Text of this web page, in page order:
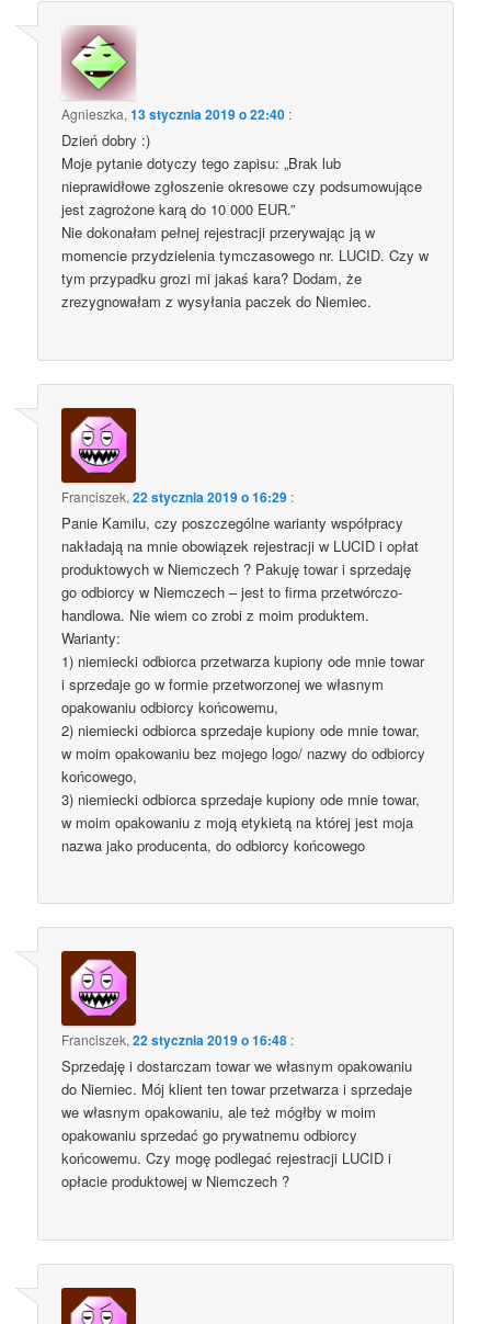
Agnieszka,13 stycznia 2019 o 22:40 :
Dzień dobry :)
Moje pytanie dotyczy tego zapisu: „Brak lub
nieprawidłowe zgłoszenie okresowe czy podsumowujące
jest zagrożone karą do 10 000 EUR.”
Nie dokonałam pełnej rejestracji przerywając ją w
momencie przydzielenia tymczasowego nr. LUCID. Czy w
tym przypadku grozi mi jakaś kara? Dodam, że
zrezygnowałam z wysyłania paczek do Niemiec.
Franciszek,22 stycznia 2019 o 16:29 :
Panie Kamilu, czy poszczególne warianty współpracy
nakładają na mnie obowiązek rejestracji w LUCID i opłat
produktowych w Niemczech ? Pakuję towar i sprzedaję
go odbiorcy w Niemczech – jest to firma przetwórczo-
handlowa. Nie wiem co zrobi z moim produktem.
Warianty:
1) niemiecki odbiorca przetwarza kupiony ode mnie towar
i sprzedaje go w formie przetworzonej we własnym
opakowaniu odbiorcy końcowemu,
2) niemiecki odbiorca sprzedaje kupiony ode mnie towar,
w moim opakowaniu bez mojego logo/ nazwy do odbiorcy
końcowego,
3) niemiecki odbiorca sprzedaje kupiony ode mnie towar,
w moim opakowaniu z moją etykietą na której jest moja
nazwa jako producenta, do odbiorcy końcowego
Franciszek,22 stycznia 2019 o 16:48 :
Sprzedaję i dostarczam towar we własnym opakowaniu
do Niemiec. Mój klient ten towar przetwarza i sprzedaje
we własnym opakowaniu, ale też mógłby w moim
opakowaniu sprzedać go prywatnemu odbiorcy
końcowemu. Czy mogę podlegać rejestracji LUCID i
opłacie produktowej w Niemczech ?